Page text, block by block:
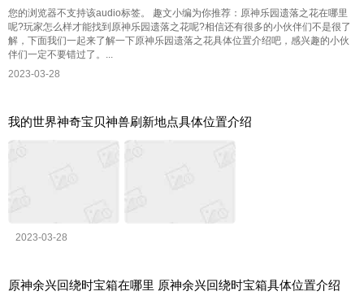
您的浏览器不支持该audio标签。 趣文小编为你推荐：原神乐园遗落之花在哪里
呢?玩家怎么样才能找到原神乐园遗落之花呢?相信还有很多的小伙伴们不是很了
解，下面我们一起来了解一下原神乐园遗落之花具体位置介绍吧，感兴趣的小伙
伴们一定不要错过了。...
2023-03-28
我的世界神奇宝贝神兽刷新地点具体位置介绍
2023-03-28
原神余兴回绕时宝箱在哪里 原神余兴回绕时宝箱具体位置介绍